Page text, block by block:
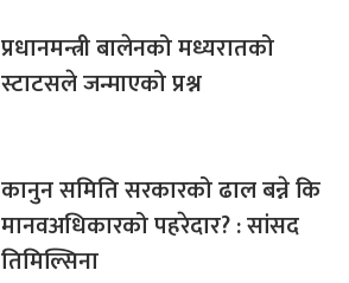
प्रधानमन्त्री बालेनको मध्यरातको
स्टाटसले जन्माएको प्रश्न
कानुन समिति सरकारको ढाल बन्ने कि
मानवअधिकारको पहरेदार? : सांसद
तिमिल्सिना